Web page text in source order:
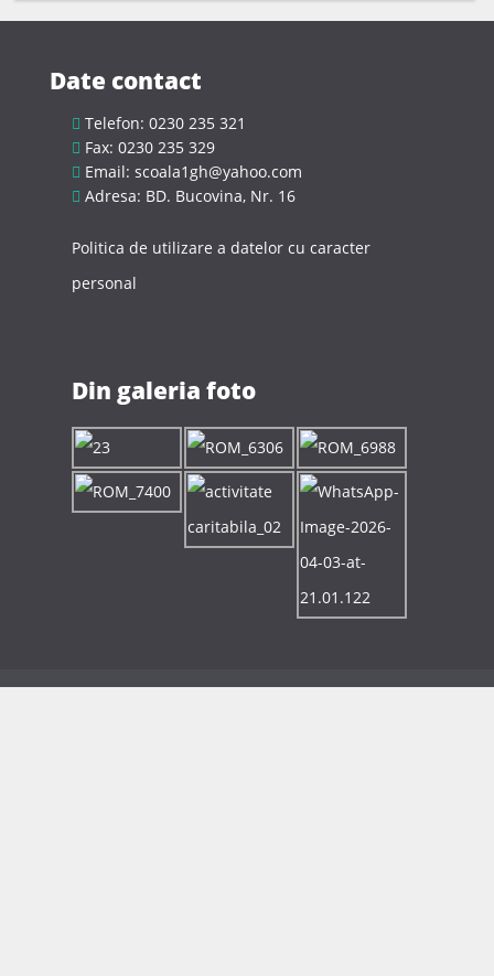
Date contact
Telefon: 0230 235 321
Fax: 0230 235 329
Email: scoala1gh@yahoo.com
Adresa: BD. Bucovina, Nr. 16
Politica de utilizare a datelor cu caracter
personal
Din galeria foto